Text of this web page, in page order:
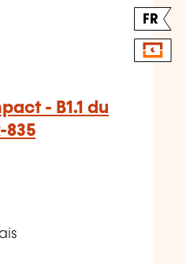
FR
- B1.1 du
835